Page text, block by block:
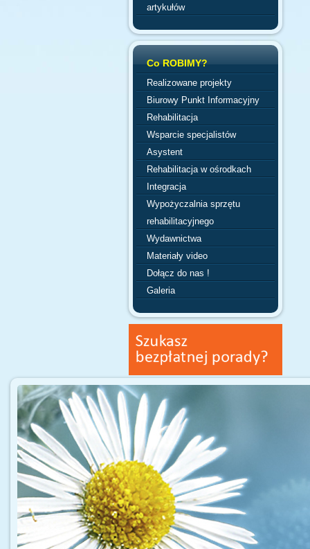
artykułów
Co ROBIMY?
Realizowane projekty
Biurowy Punkt Informacyjny
Rehabilitacja
Wsparcie specjalistów
Asystent
Rehabilitacja w ośrodkach
Integracja
Wypożyczalnia sprzętu
rehabilitacyjnego
Wydawnictwa
Materiały video
Dołącz do nas !
Galeria